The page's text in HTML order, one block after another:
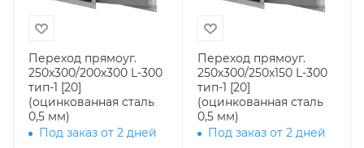
Переход прямоуг.
250х300/200х300 L-300
тип-1 [20]
(оцинкованная сталь
0,5 мм)
Под заказ от 2 дней
Переход прямоуг.
250х300/250х150 L-300
тип-1 [20]
(оцинкованная сталь
0,5 мм)
Под заказ от 2 дней